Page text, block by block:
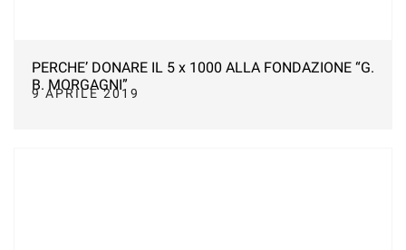
PERCHE’ DONARE IL 5 x 1000 ALLA FONDAZIONE “G.
B. MORGAGNI”
9 APRILE 2019